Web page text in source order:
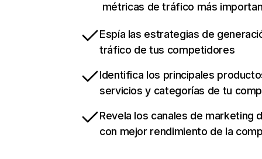
métricas de tráfico más
Espía las estrategias de
tráfico de tus competidores
Identifica los principales
servicios y categorías de tu
Revela los canales de marketing
con mejor rendimiento de la